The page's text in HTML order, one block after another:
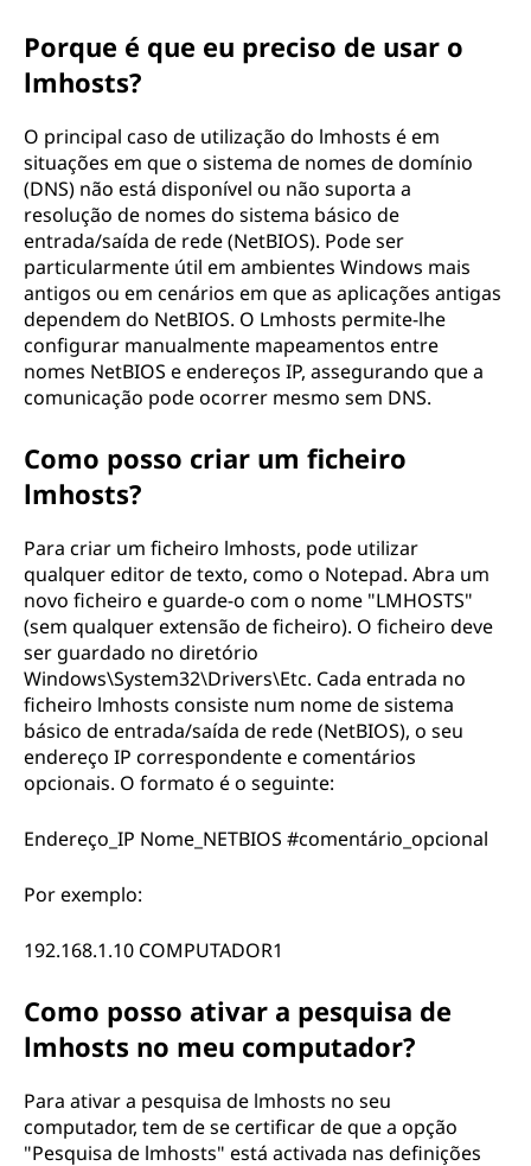
Porque é que eu preciso de usar o
lmhosts?
O principal caso de utilização do lmhosts é em
situações em que o sistema de nomes de domínio
(DNS) não está disponível ou não suporta a
resolução de nomes do sistema básico de
entrada/saída de rede (NetBIOS). Pode ser
particularmente útil em ambientes Windows mais
antigos ou em cenários em que as aplicações antigas
dependem do NetBIOS. O Lmhosts permite-lhe
configurar manualmente mapeamentos entre
nomes NetBIOS e endereços IP, assegurando que a
comunicação pode ocorrer mesmo sem DNS.
Como posso criar um ficheiro
lmhosts?
Para criar um ficheiro lmhosts, pode utilizar
qualquer editor de texto, como o Notepad. Abra um
novo ficheiro e guarde-o com o nome "LMHOSTS"
(sem qualquer extensão de ficheiro). O ficheiro deve
ser guardado no diretório
Windows\System32\Drivers\Etc. Cada entrada no
ficheiro lmhosts consiste num nome de sistema
básico de entrada/saída de rede (NetBIOS), o seu
endereço IP correspondente e comentários
opcionais. O formato é o seguinte:
Endereço_IP Nome_NETBIOS #comentário_opcional
Por exemplo:
192.168.1.10 COMPUTADOR1
Como posso ativar a pesquisa de
lmhosts no meu computador?
Para ativar a pesquisa de lmhosts no seu
computador, tem de se certificar de que a opção
"Pesquisa de lmhosts" está activada nas definições